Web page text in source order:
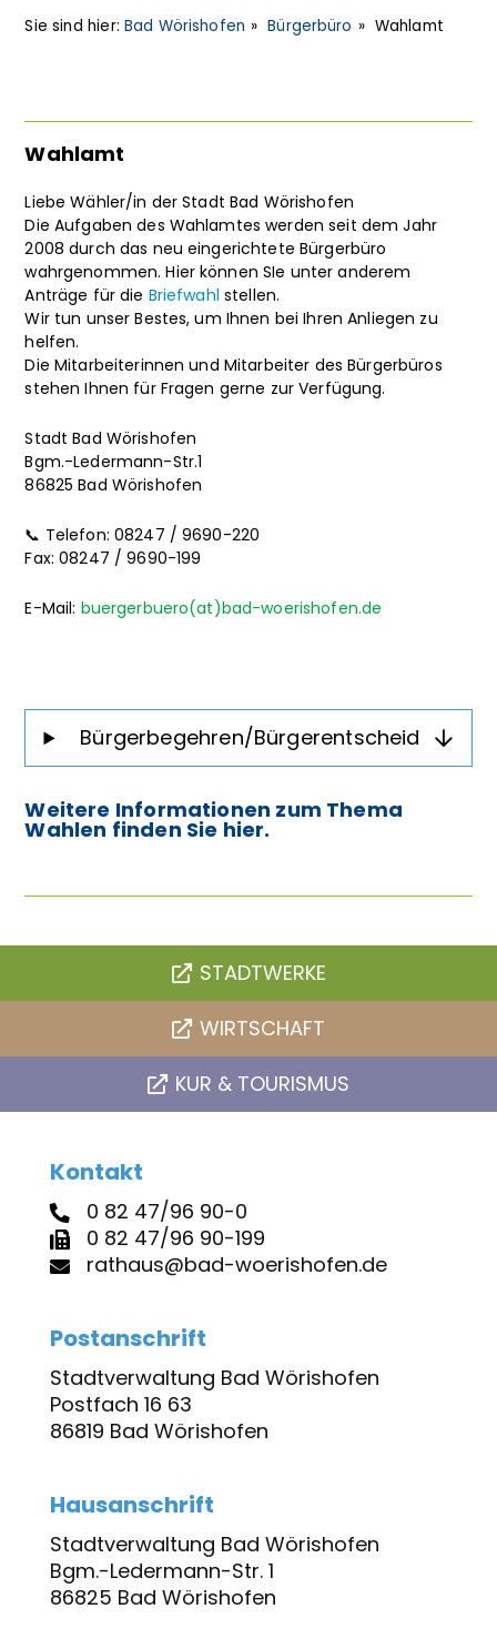
Sie sind hier:Bad Wörishofen Bürgerbüro Wahlamt
Wahlamt
Liebe Wähler/in der Stadt Bad Wörishofen
Die Aufgaben des Wahlamtes werden seit dem Jahr
2008 durch das neu eingerichtete Bürgerbüro
wahrgenommen. Hier können SIe unter anderem
Anträge für die Briefwahl stellen.
Wir tun unser Bestes, um Ihnen bei Ihren Anliegen zu
helfen.
Die Mitarbeiterinnen und Mitarbeiter des Bürgerbüros
stehen Ihnen für Fragen gerne zur Verfügung.
Stadt Bad Wörishofen
Bgm.-Ledermann-Str.1
86825 Bad Wörishofen
📞 Telefon: 08247 / 9690-220
Fax: 08247 / 9690-199
E-Mail: buergerbuero(at)bad-woerishofen.de
Bürgerbegehren/Bürgerentscheid
Weitere Informationen zum Thema
Wahlen finden Sie hier.
STADTWERKE
WIRTSCHAFT
KUR & TOURISMUS
Kontakt
0 82 47/96 90-0
0 82 47/96 90-199
rathaus@bad-woerishofen.de
Postanschrift
Stadtverwaltung Bad Wörishofen
Postfach 16 63
86819 Bad Wörishofen
Hausanschrift
Stadtverwaltung Bad Wörishofen
Bgm.-Ledermann-Str. 1
86825 Bad Wörishofen